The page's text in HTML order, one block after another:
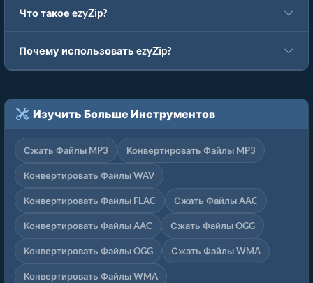
Что такое ezyZip?
Почему использовать ezyZip?
Изучить Больше Инструментов
Сжать Файлы MP3 Конвертировать Файлы MP3
Конвертировать Файлы WAV
Конвертировать Файлы FLAC Сжать Файлы AAC
Конвертировать Файлы AAC Сжать Файлы OGG
Конвертировать Файлы OGG Сжать Файлы WMA
Конвертировать Файлы WMA